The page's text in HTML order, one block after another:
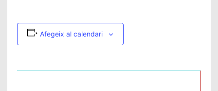
Afegeix al calendari